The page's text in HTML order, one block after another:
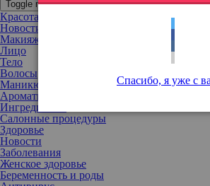
Toggle navigation
Красота
Новости
Макияж
Лицо
Тело
Волосы
Маникюр
Ароматы
Ингредиенты
Салонные процедуры
Здоровье
Новости
Заболевания
Женское здоровье
Беременность и роды
Спасибо, я уже с